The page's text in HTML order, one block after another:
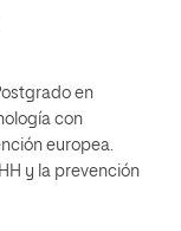
en
con
europea.
y la prevención